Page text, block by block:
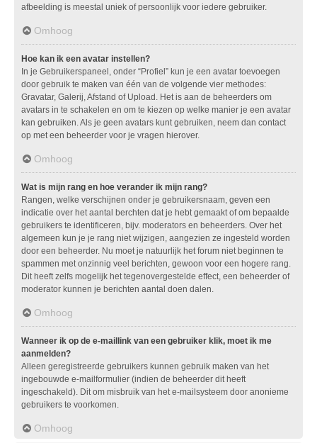
afbeelding is meestal uniek of persoonlijk voor iedere gebruiker.
Omhoog
Hoe kan ik een avatar instellen?
In je Gebruikerspaneel, onder “Profiel” kun je een avatar toevoegen
door gebruik te maken van één van de volgende vier methodes:
Gravatar, Galerij, Afstand of Upload. Het is aan de beheerders om
avatars in te schakelen en om te kiezen op welke manier je een avatar
kan gebruiken. Als je geen avatars kunt gebruiken, neem dan contact
op met een beheerder voor je vragen hierover.
Omhoog
Wat is mijn rang en hoe verander ik mijn rang?
Rangen, welke verschijnen onder je gebruikersnaam, geven een
indicatie over het aantal berchten dat je hebt gemaakt of om bepaalde
gebruikers te identificeren, bijv. moderators en beheerders. Over het
algemeen kun je je rang niet wijzigen, aangezien ze ingesteld worden
door een beheerder. Nu moet je natuurlijk het forum niet beginnen te
spammen met onzinnig veel berichten, gewoon voor een hogere rang.
Dit heeft zelfs mogelijk het tegenovergestelde effect, een beheerder of
moderator kunnen je berichten aantal doen dalen.
Omhoog
Wanneer ik op de e-maillink van een gebruiker klik, moet ik me
aanmelden?
Alleen geregistreerde gebruikers kunnen gebruik maken van het
ingebouwde e-mailformulier (indien de beheerder dit heeft
ingeschakeld). Dit om misbruik van het e-mailsysteem door anonieme
gebruikers te voorkomen.
Omhoog